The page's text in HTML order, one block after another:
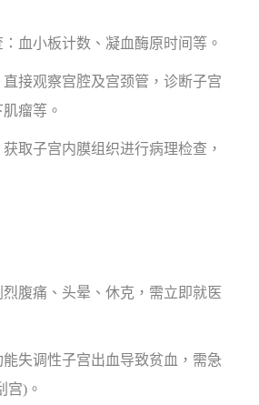
小板计数、凝血酶原时间等。
直接观察宫腔及宫颈管，诊断子宫
瘤等。
子宫内膜组织进行病理检查，
痛、头晕、休克，需立即就医
调性子宫出血导致贫血，需急
宫)。